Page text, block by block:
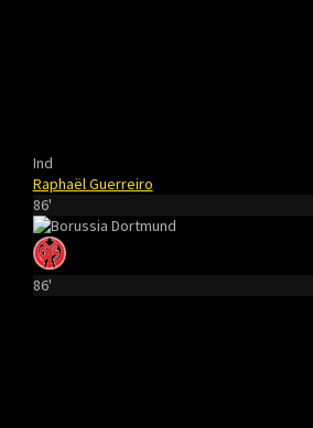
Ind
Raphaël Guerreiro
86'
86'